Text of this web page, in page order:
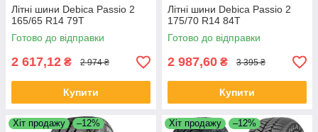
Літні шини Debica Passio 2
165/65 R14 79T
Готово до відправки
2 617,12 ₴ 2 974 ₴
Купити
Літні шини Debica Passio 2
175/70 R14 84T
Готово до відправки
2 987,60 ₴ 3 395 ₴
Купити
Хіт продажу –12% Хіт продажу –12%